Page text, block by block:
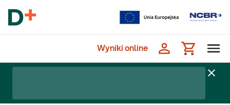
Wyniki online